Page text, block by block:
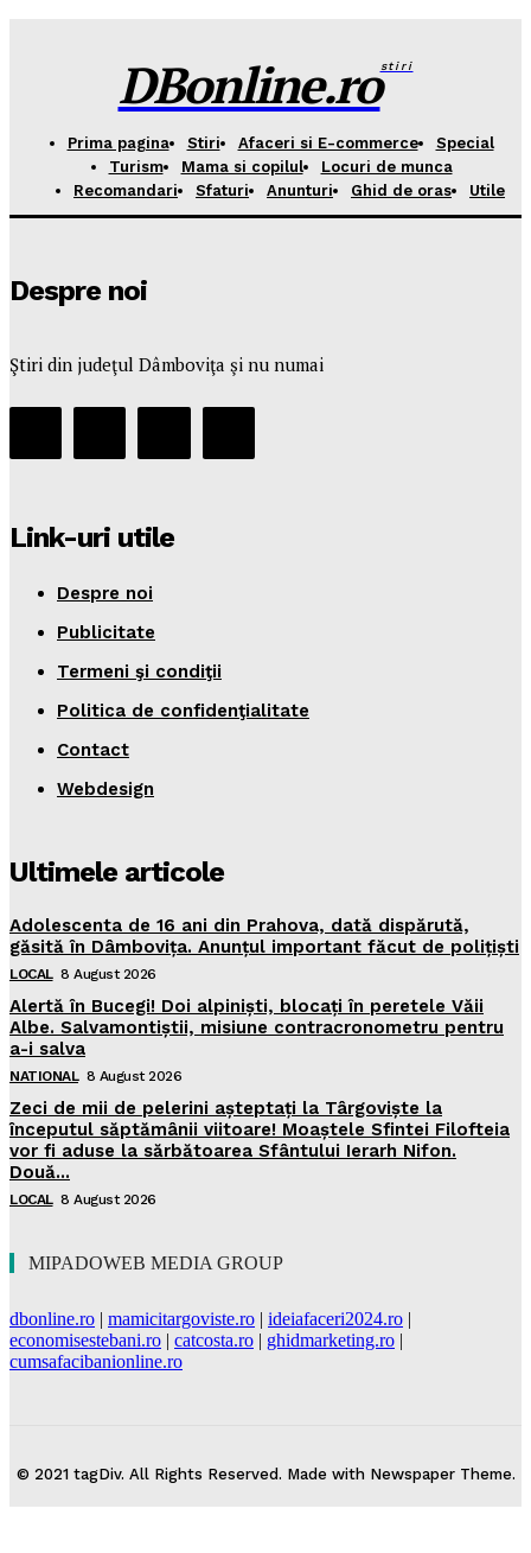
DBonline.rostiri
Prima pagina Stiri Afaceri si E-commerce
Special
Turism
Mama si copilul
Locuri de munca
Recomandari
Sfaturi Anunturi Ghid de oras Utile
Despre noi
Ştiri din judeţul Dâmboviţa şi nu numai
Link-uri utile
Despre noi
Publicitate
Termeni şi condiţii
Politica de confidenţialitate
Contact
Webdesign
Ultimele articole
Adolescenta de 16 ani din Prahova, dată dispărută,
găsită în Dâmbovița. Anunțul important făcut de polițiști
LOCAL 8 August 2026
Alertă în Bucegi! Doi alpiniști, blocați în peretele Văii
Albe. Salvamontiștii, misiune contracronometru pentru
a-i salva
NATIONAL 8 August 2026
Zeci de mii de pelerini așteptați la Târgoviște la
începutul săptămânii viitoare! Moaștele Sfintei Filofteia
vor fi aduse la sărbătoarea Sfântului Ierarh Nifon.
Două...
LOCAL 8 August 2026
MIPADOWEB MEDIA GROUP
dbonline.ro | mamicitargoviste.ro | ideiafaceri2024.ro |
economisestebani.ro | catcosta.ro | ghidmarketing.ro |
cumsafacibanionline.ro
© 2021 tagDiv. All Rights Reserved. Made with Newspaper Theme.